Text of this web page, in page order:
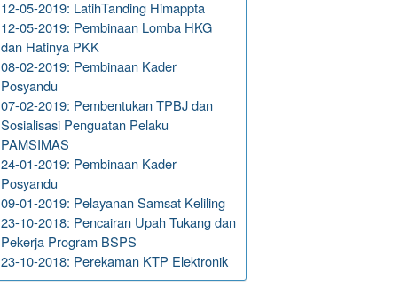
12-05-2019: LatihTanding Himappta
12-05-2019: Pembinaan Lomba HKG
dan Hatinya PKK
08-02-2019: Pembinaan Kader
Posyandu
07-02-2019: Pembentukan TPBJ dan
Sosialisasi Penguatan Pelaku
PAMSIMAS
24-01-2019: Pembinaan Kader
Posyandu
09-01-2019: Pelayanan Samsat Keliling
23-10-2018: Pencairan Upah Tukang dan
Pekerja Program BSPS
23-10-2018: Perekaman KTP Elektronik